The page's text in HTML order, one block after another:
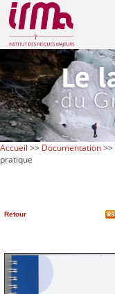
Accueil >> Documentation>>
pratique
Retour